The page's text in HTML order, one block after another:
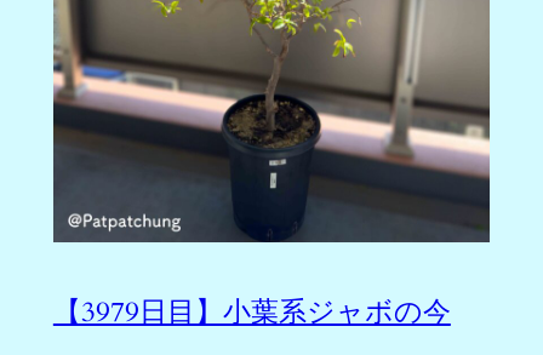
【3979日目】小葉系ジャボの今